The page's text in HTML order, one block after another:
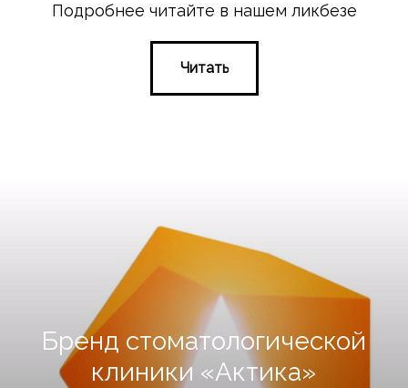
Подробнее читайте в нашем ликбезе
Читать
Бренд стоматологической
клиники «Актика»